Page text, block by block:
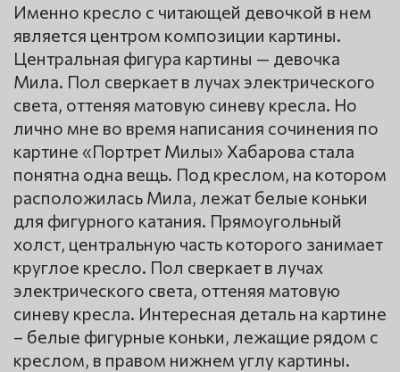
Именно кресло с читающей девочкой в нем
является центром композиции картины.
Центральная фигура картины — девочка
Мила. Пол сверкает в лучах электрического
света, оттеняя матовую синеву кресла. Но
лично мне во время написания сочинения по
картине «Портрет Милы» Хабарова стала
понятна одна вещь. Под креслом, на котором
расположилась Мила, лежат белые коньки
для фигурного катания. Прямоугольный
холст, центральную часть которого занимает
круглое кресло. Пол сверкает в лучах
электрического света, оттеняя матовую
синеву кресла. Интересная деталь на картине
– белые фигурные коньки, лежащие рядом с
креслом, в правом нижнем углу картины.